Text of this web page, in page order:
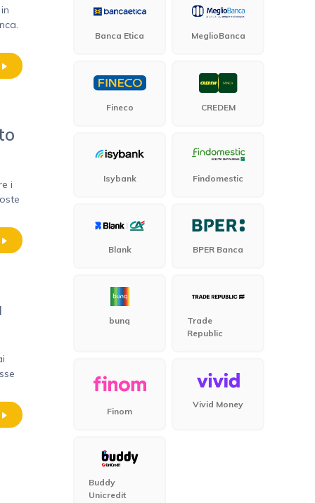
i
Banca Etica MeglioBanca
Fineco CREDEM
Isybank Findomestic
Blank BPER Banca
bunq
Trade
Republic
Finom
Vivid Money
Buddy
Unicredit